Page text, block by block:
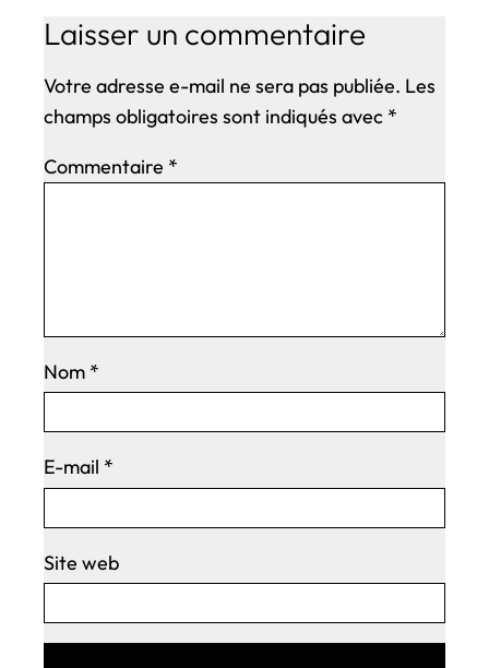
Laisser un commentaire
Votre adresse e-mail ne sera pas publiée. Les
champs obligatoires sont indiqués avec *
Commentaire *
Nom *
E-mail *
Site web